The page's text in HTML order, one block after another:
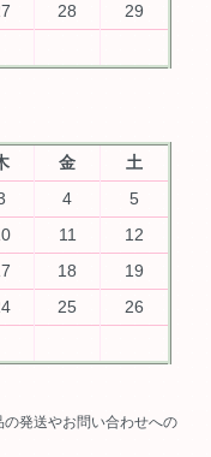
28
29
金
土
4
5
11
12
18
19
25
26
発送やお問い合わせへの